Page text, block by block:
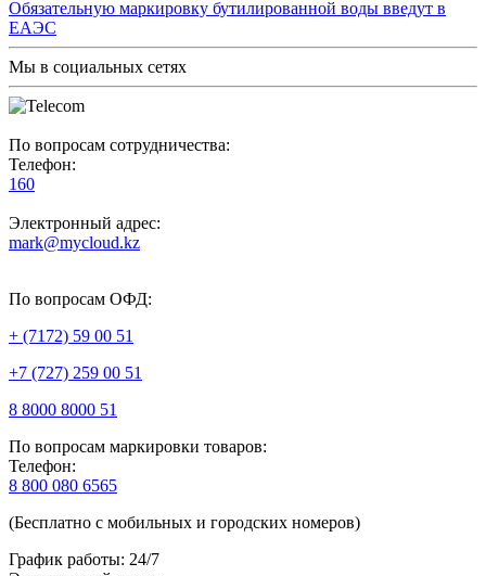
Обязательную маркировку бутилированной воды введут в
ЕАЭС
Мы в социальных сетях
По вопросам сотрудничества:
Телефон:
160
Электронный адрес:
mark@mycloud.kz
По вопросам ОФД:
+ (7172) 59 00 51
+7 (727) 259 00 51
8 8000 8000 51
По вопросам маркировки товаров:
Телефон:
8 800 080 6565
(Бесплатно с мобильных и городских номеров)
График работы: 24/7